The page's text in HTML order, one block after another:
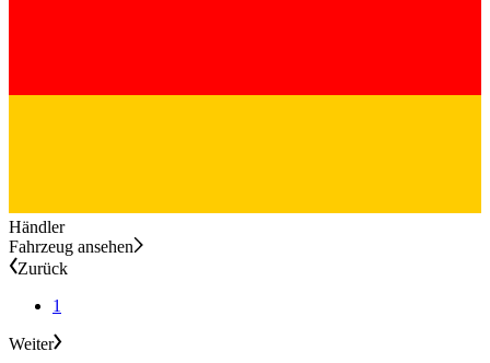
Händler
Fahrzeug ansehen
Zurück
1
Weiter